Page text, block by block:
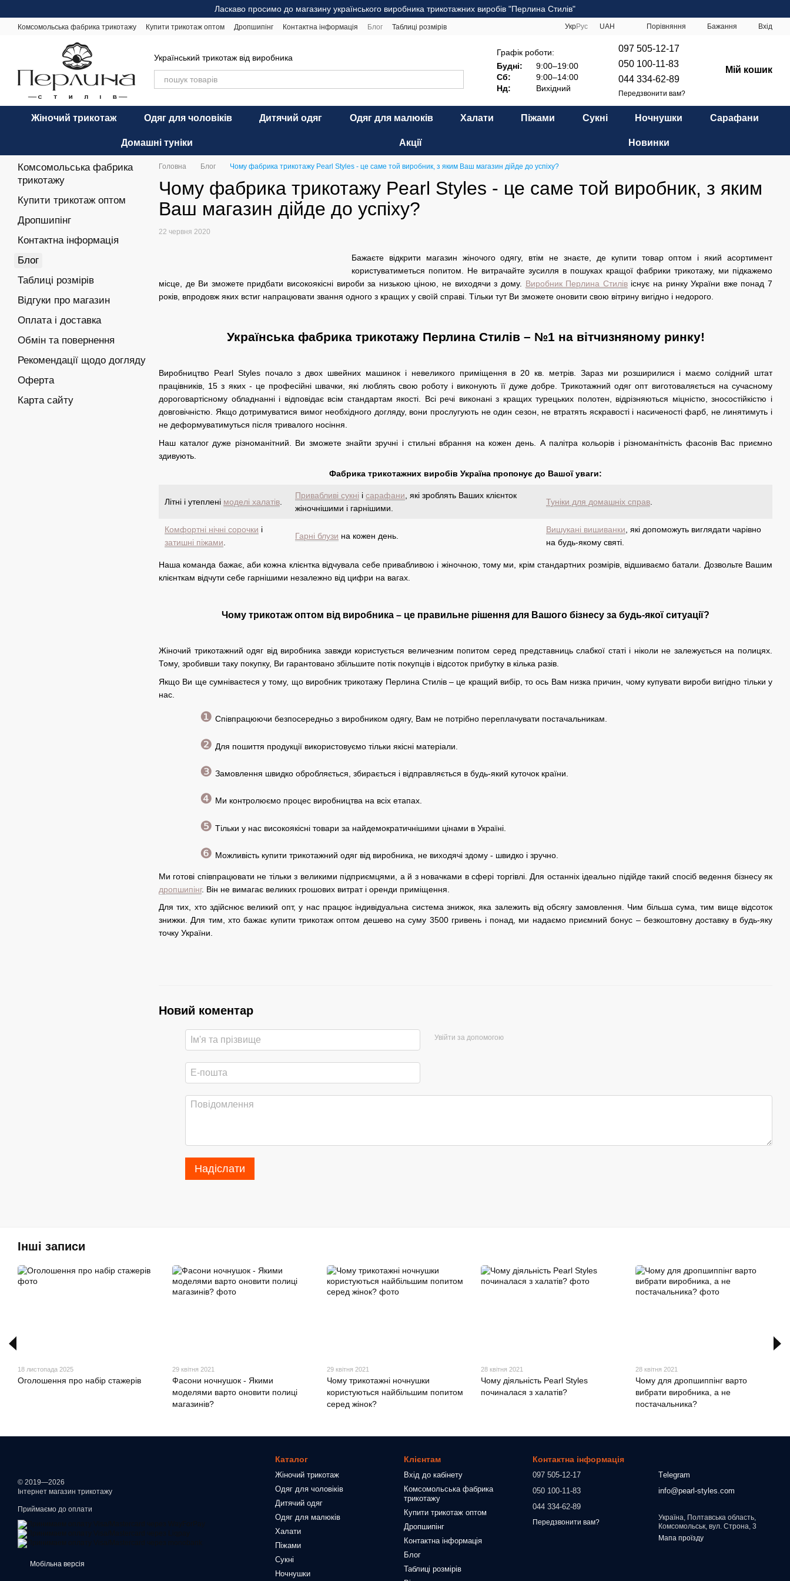
Ласкаво просимо до магазину українського виробника трикотажних виробів "Перлина Стилів"
Комсомольська фабрика трикотажу Купити трикотаж оптом Дропшипінг Контактна інформація Блог
Таблиці розмірів
УкрРус UAH Порівняння Бажання Вхід
Український трикотаж від виробника
Графік роботи:
Будні:
9:00–19:00
Сб:
9:00–14:00
Нд:
Вихідний
097 505-12-17
050 100-11-83
044 334-62-89
Передзвонити вам?
Мій кошик
Жіночий трикотаж Одяг для чоловіків Дитячий одяг Одяг для малюків Халати Піжами Сукні Ночнушки Сарафани
Домашні туніки Акції Новинки
Головна Блог Чому фабрика трикотажу Pearl Styles - це саме той виробник, з яким Ваш магазин дійде до успіху?
Чому фабрика трикотажу Pearl Styles - це саме той виробник, з яким
Ваш магазин дійде до успіху?
22 червня 2020
Бажаєте відкрити магазин жіночого одягу, втім не знаєте, де купити товар оптом і який асортимент
користуватиметься попитом. Не витрачайте зусилля в пошуках кращої фабрики трикотажу, ми підкажемо
місце, де Ви зможете придбати високоякісні вироби за низькою ціною, не виходячи з дому. Виробник Перлина Стилівіснує на ринку України вже понад 7
років, впродовж яких встиг напрацювати звання одного з кращих у своїй справі. Тільки тут Ви зможете оновити свою вітрину вигідно і недорого.
Українська фабрика трикотажу Перлина Стилів – №1 на вітчизняному ринку!
Виробництво Pearl Styles почало з двох швейних машинок і невеликого приміщення в 20 кв. метрів. Зараз ми розширилися і маємо солідний штат
працівників, 15 з яких - це професійні швачки, які люблять свою роботу і виконують її дуже добре. Трикотажний одяг опт виготоваляється на сучасному
дороговартісному обладнанні і відповідає всім стандартам якості. Всі речі виконані з кращих турецьких полотен, відрізняються міцністю, зносостійкістю і
довговічністю. Якщо дотримуватися вимог необхідного догляду, вони прослугують не один сезон, не втратять яскравості і насиченості фарб, не линятимуть і
не деформуватимуться після тривалого носіння.
Наш каталог дуже різноманітний. Ви зможете знайти зручні і стильні вбрання на кожен день. А палітра кольорів і різноманітність фасонів Вас приємно
здивують.
Фабрика трикотажних виробів Україна пропонує до Вашої уваги:
Літні і утеплені моделі халатів.
Привабливі сукні і сарафани, які зроблять Ваших клієнток
жіночнішими і гарнішими.
Туніки для домашніх справ.
Комфортні нічні сорочки і
затишні піжами.
Гарні блузи на кожен день.
Вишукані вишиванки, які допоможуть виглядати чарівно
на будь-якому святі.
Наша команда бажає, аби кожна клієнтка відчувала себе привабливою і жіночною, тому ми, крім стандартних розмірів, відшиваємо батали. Дозвольте Вашим
клієнткам відчути себе гарнішими незалежно від цифри на вагах.
Чому трикотаж оптом від виробника – це правильне рішення для Вашого бізнесу за будь-якої ситуації?
Жіночий трикотажний одяг від виробника завжди користується величезним попитом серед представниць слабкої статі і ніколи не залежується на полицях.
Тому, зробивши таку покупку, Ви гарантовано збільшите потік покупців і відсоток прибутку в кілька разів.
Якщо Ви ще сумніваєтеся у тому, що виробник трикотажу Перлина Стилів – це кращий вибір, то ось Вам низка причин, чому купувати вироби вигідно тільки у
нас.
❶ Співпрацюючи безпосередньо з виробником одягу, Вам не потрібно переплачувати постачальникам.
❷ Для пошиття продукції використовуємо тільки якісні матеріали.
❸ Замовлення швидко обробляється, збирається і відправляється в будь-який куточок країни.
❹ Ми контролюємо процес виробництва на всіх етапах.
❺ Тільки у нас високоякісні товари за найдемократичнішими цінами в Україні.
❻ Можливість купити трикотажний одяг від виробника, не виходячі здому - швидко і зручно.
Ми готові співпрацювати не тільки з великими підприємцями, а й з новачками в сфері торгівлі. Для останніх ідеально підійде такий спосіб ведення бізнесу як
дропшипінг. Він не вимагає великих грошових витрат і оренди приміщення.
Для тих, хто здійснює великий опт, у нас працює індивідуальна система знижок, яка залежить від обсягу замовлення. Чим більша сума, тим вище відсоток
знижки. Для тим, хто бажає купити трикотаж оптом дешево на суму 3500 гривень і понад, ми надаємо приємний бонус – безкоштовну доставку в будь-яку
точку України.
Новий коментар
Увійти за допомогою
Надіслати
Комсомольська фабрика
трикотажу
Купити трикотаж оптом
Дропшипінг
Контактна інформація
Блог
Таблиці розмірів
Відгуки про магазин
Оплата і доставка
Обмін та повернення
Рекомендації щодо догляду
Оферта
Карта сайту
Інші записи
18 листопада 2025
Оголошення про набір стажерів
29 квітня 2021
Фасони ночнушок - Якими
моделями варто оновити полиці
магазинів?
29 квітня 2021
Чому трикотажні ночнушки
користуються найбільшим попитом
серед жінок?
28 квітня 2021
Чому діяльність Pearl Styles
починалася з халатів?
28 квітня 2021
Чому для дропшиппінг варто
вибрати виробника, а не
постачальника?
© 2019—2026
Інтернет магазин трикотажу
Приймаємо до оплати
Мобільна версія
Каталог
Жіночий трикотаж
Одяг для чоловіків
Дитячий одяг
Одяг для малюків
Халати
Піжами
Сукні
Ночнушки
Клієнтам
Вхід до кабінету
Комсомольська фабрика
трикотажу
Купити трикотаж оптом
Дропшипінг
Контактна інформація
Блог
Таблиці розмірів
Контактна інформація
097 505-12-17
050 100-11-83
044 334-62-89
Передзвонити вам?
Тelegram
info@pearl-styles.com
Україна, Полтавська область,
Комсомольськ, вул. Строна, 3
Мапа проїзду